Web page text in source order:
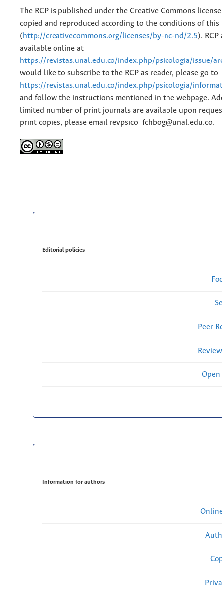
The RCP is published under the Creative Commons
copied and reproduced according to the conditions of this
(http://creativecommons.org/licenses/by-nc-nd/2.5).
available online at
https://revistas.unal.edu.co/index.php/psicologia/issue/
would like to subscribe to the RCP as reader, please go to
https://revistas.unal.edu.co/index.php/psicologia/
and follow the instructions mentioned in the webpage.
limited number of print journals are available upon
print copies, please email revpsico_fchbog@unal.edu.co.
Editorial policies
Peer
Open
Information for authors